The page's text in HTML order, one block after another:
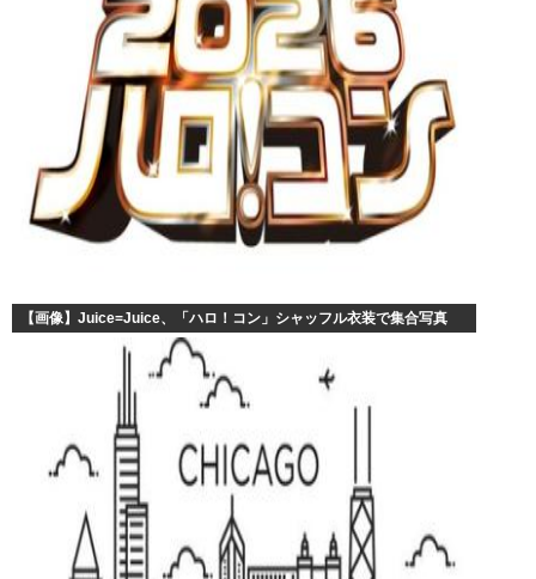
【画像】Juice=Juice、「ハロ！コン」シャッフル衣装で集合写真